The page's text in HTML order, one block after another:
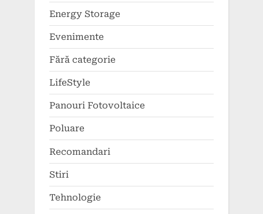
Energy Storage
Evenimente
Fără categorie
LifeStyle
Panouri Fotovoltaice
Poluare
Recomandari
Stiri
Tehnologie